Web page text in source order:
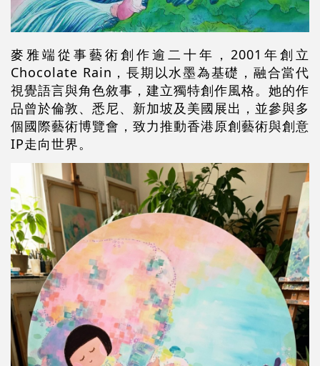
麥雅端從事藝術創作逾二十年， 2001 年創立
Chocolate Rain ，長期以水墨為基礎，融合當代
視覺語言與角色敘事，建立獨特創作風格。她的作
品曾於倫敦、悉尼、新加坡及美國展出，並參與多
個國際藝術博覽會，致力推動香港原創藝術與創意
IP走向世界。